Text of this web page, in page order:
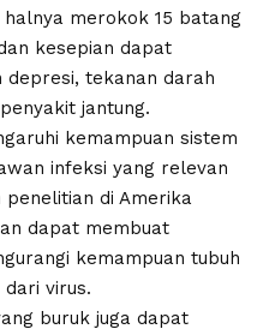
merokok 15 batang
kesepian dapat
depresi, tekanan darah
jantung.
kemampuan sistem
infeksi yang relevan
penelitian di Amerika
dapat membuat
kemampuan tubuh
virus.
buruk juga dapat